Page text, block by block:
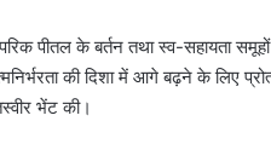
पीतल के बर्तन तथा स्व-सहायता समूहों
की दिशा में आगे बढ़ने के लिए
भेंट की।